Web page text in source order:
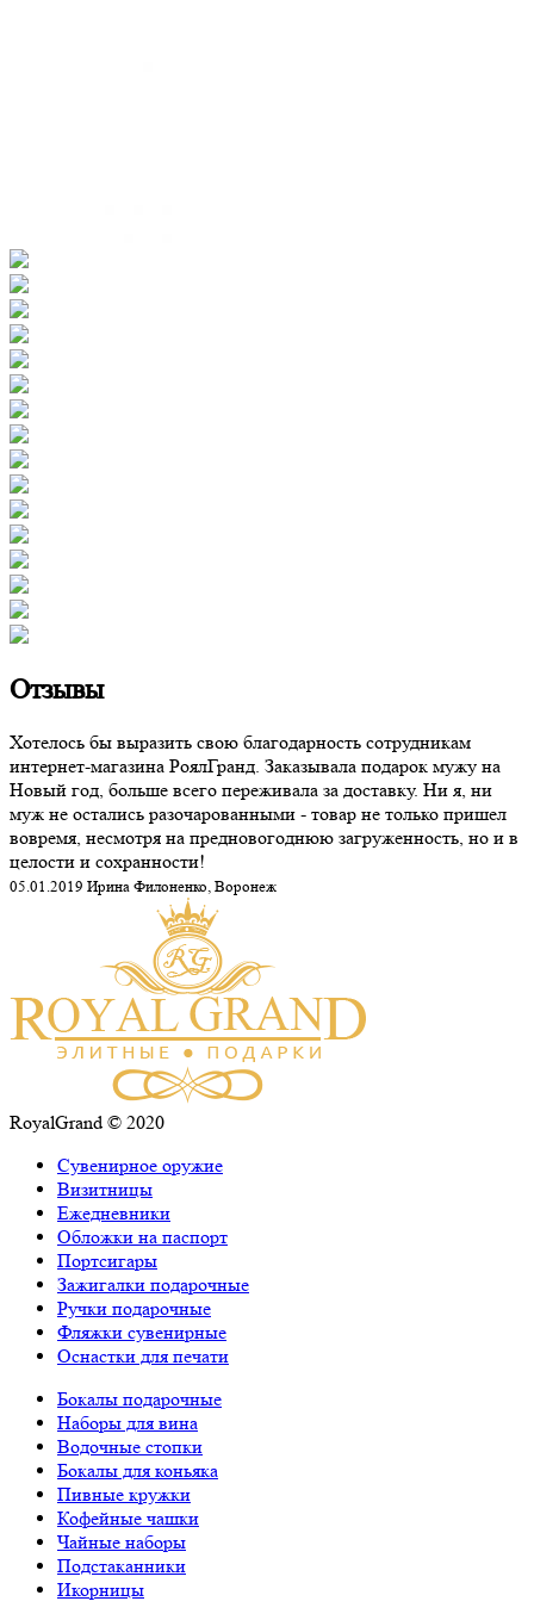
Отзывы
Хотелось бы выразить свою благодарность сотрудникам
интернет-магазина РоялГранд. Заказывала подарок мужу на
Новый год, больше всего переживала за доставку. Ни я, ни
муж не остались разочарованными - товар не только пришел
вовремя, несмотря на предновогоднюю загруженность, но и в
целости и сохранности!
05.01.2019 Ирина Филоненко, Воронеж
RoyalGrand © 2020
Сувенирное оружие
Визитницы
Ежедневники
Обложки на паспорт
Портсигары
Зажигалки подарочные
Ручки подарочные
Фляжки сувенирные
Оснастки для печати
Бокалы подарочные
Наборы для вина
Водочные стопки
Бокалы для коньяка
Пивные кружки
Кофейные чашки
Чайные наборы
Подстаканники
Икорницы